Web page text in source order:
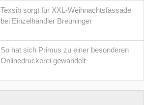
Texsib sorgt für XXL-Weihnachtsfassade
bei Einzelhändler Breuninger
So hat sich Primus zu einer besonderen
Onlinedruckerei gewandelt